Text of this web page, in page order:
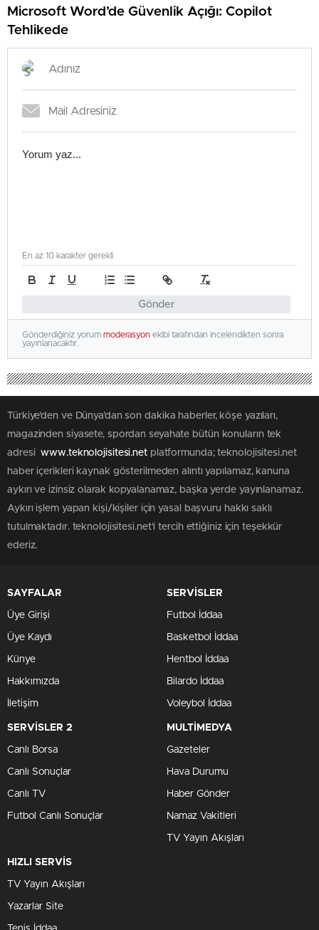
Microsoft Word’de Güvenlik Açığı: Copilot
Tehlikede
Gönder
En az 10 karakter gerekli
Gönderdiğiniz yorum moderasyon ekibi tarafından incelendikten sonra
yayınlanacaktır.
Türkiye'den ve Dünya’dan son dakika haberler, köşe yazıları,
magazinden siyasete, spordan seyahate bütün konuların tek
adresiwww.teknolojisitesi.netplatformunda; teknolojisitesi.net
haber içerikleri kaynak gösterilmeden alıntı yapılamaz, kanuna
aykırı ve izinsiz olarak kopyalanamaz, başka yerde yayınlanamaz.
Aykırı işlem yapan kişi/kişiler için yasal başvuru hakkı saklı
tutulmaktadır. teknolojisitesi.net'i tercih ettiğiniz için teşekkür
ederiz.
SAYFALAR
Üye Girişi
Üye Kaydı
Künye
Hakkımızda
İletişim
SERVİSLER
Futbol İddaa
Basketbol İddaa
Hentbol İddaa
Bilardo İddaa
Voleybol İddaa
SERVİSLER 2
Canlı Borsa
Canlı Sonuçlar
Canlı TV
Futbol Canlı Sonuçlar
MULTİMEDYA
Gazeteler
Hava Durumu
Haber Gönder
Namaz Vakitleri
TV Yayın Akışları
HIZLI SERVİS
TV Yayın Akışları
Yazarlar Site